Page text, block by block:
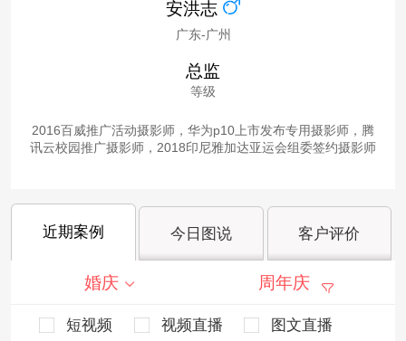
安洪志
广东-广州
总监
等级
2016百威推广活动摄影师，华为p10上市发布专用摄影师，腾
讯云校园推广摄影师，2018印尼雅加达亚运会组委签约摄影师
近期案例 今日图说 客户评价
婚庆 周年庆
短视频 视频直播
图文直播